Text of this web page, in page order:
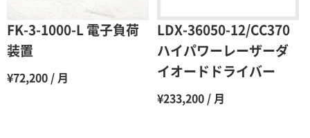
FK-3-1000-L 電子負荷
装置
¥72,200 / 月
LDX-36050-12/CC370
ハイパワーレーザーダ
イオードドライバー
¥233,200 / 月